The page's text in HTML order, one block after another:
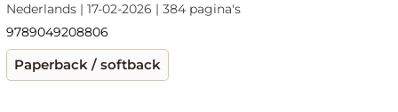
Nederlands | 17-02-2026 | 384 pagina's
9789049208806
Paperback / softback